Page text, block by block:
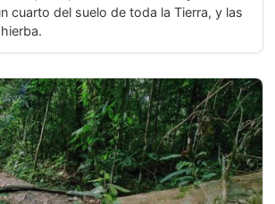
cuarto del suelo de toda la Tierra, y las